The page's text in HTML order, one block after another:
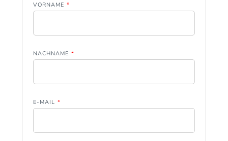
VORNAME *
NACHNAME *
E-MAIL *